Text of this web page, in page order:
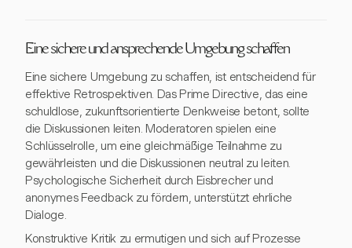
Eine sichere und ansprechende Umgebung schaffen
Eine sichere Umgebung zu schaffen, ist entscheidend für
effektive Retrospektiven. Das Prime Directive, das eine
schuldlose, zukunftsorientierte Denkweise betont, sollte
die Diskussionen leiten. Moderatoren spielen eine
Schlüsselrolle, um eine gleichmäßige Teilnahme zu
gewährleisten und die Diskussionen neutral zu leiten.
Psychologische Sicherheit durch Eisbrecher und
anonymes Feedback zu fördern, unterstützt ehrliche
Dialoge.
Konstruktive Kritik zu ermutigen und sich auf Prozesse